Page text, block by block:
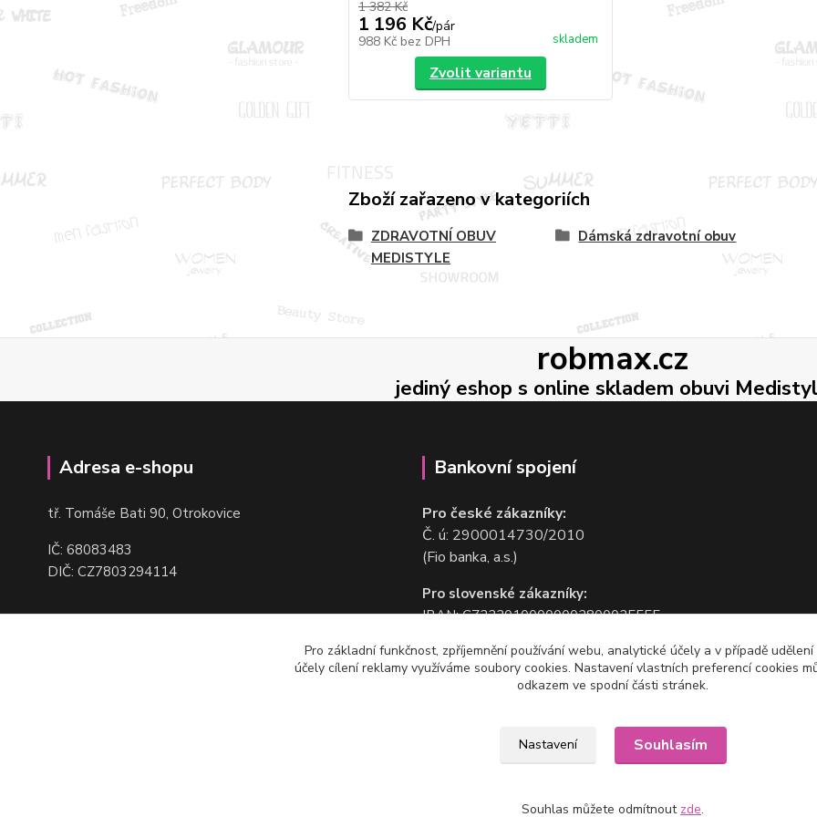
1 382 Kč
1 196 Kč/pár
988 Kč bez DPH skladem
Zvolit variantu
Zboží zařazeno v kategoriích
ZDRAVOTNÍ OBUV
MEDISTYLE
Dámská zdravotní obuv
robmax.cz
jediný eshop s online skladem obuvi
Adresa e-shopu
tř. Tomáše Bati 90, Otrokovice
IČ: 68083483
DIČ: CZ7803294114
Bankovní spojení
Pro české zákazníky:
Č. ú: 2900014730/2010
(Fio banka, a.s.)
Pro slovenské zákazníky:
IBAN: CZ2220100000002800025555
(Fio banka, a.s.)
Pro základní funkčnost, zpříjemnění používání webu, analytické účely a v případě
účely cílení reklamy využíváme soubory cookies. Nastavení vlastních preferencí cookies
odkazem ve spodní části stránek.
Nastavení Souhlasím
Souhlas můžete odmítnout zde.